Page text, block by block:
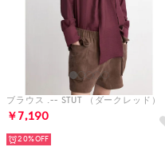
ブラウス .-- STUT （ダークレッド）
￥7,190
20%